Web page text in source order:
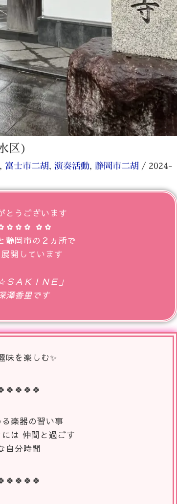
区)
, 富士市二胡, 演奏活動, 静岡市二胡 / 2024-
とうございます
✿✿
静岡市の２ヵ所で
開しています
ＳＡＫＩＮＥ」
澤香里です
味を楽しむ✨
楽器の習い事
は 仲間と過ごす
自分時間